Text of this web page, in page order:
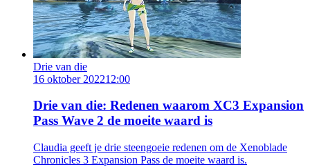
Drie van die
16 oktober 202212:00
Drie van die: Redenen waarom XC3 Expansion
Pass Wave 2 de moeite waard is
Claudia geeft je drie steengoeie redenen om de Xenoblade
Chronicles 3 Expansion Pass de moeite waard is.